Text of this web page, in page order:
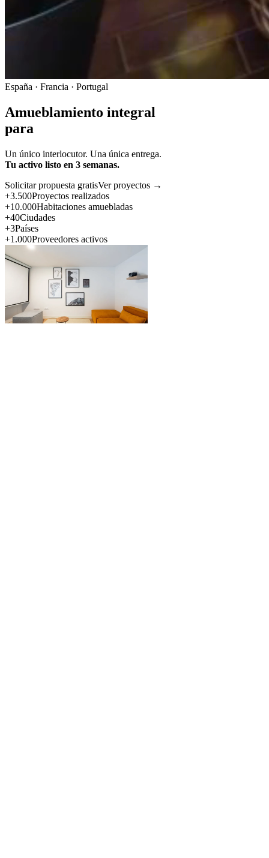
España · Francia · Portugal
Amueblamiento integral
para
Un único interlocutor. Una única entrega.
Tu activo listo en 3 semanas.
Solicitar propuesta gratisVer proyectos →
+3.500Proyectos realizados
+10.000Habitaciones amuebladas
+40Ciudades
+3Países
+1.000Proveedores activos